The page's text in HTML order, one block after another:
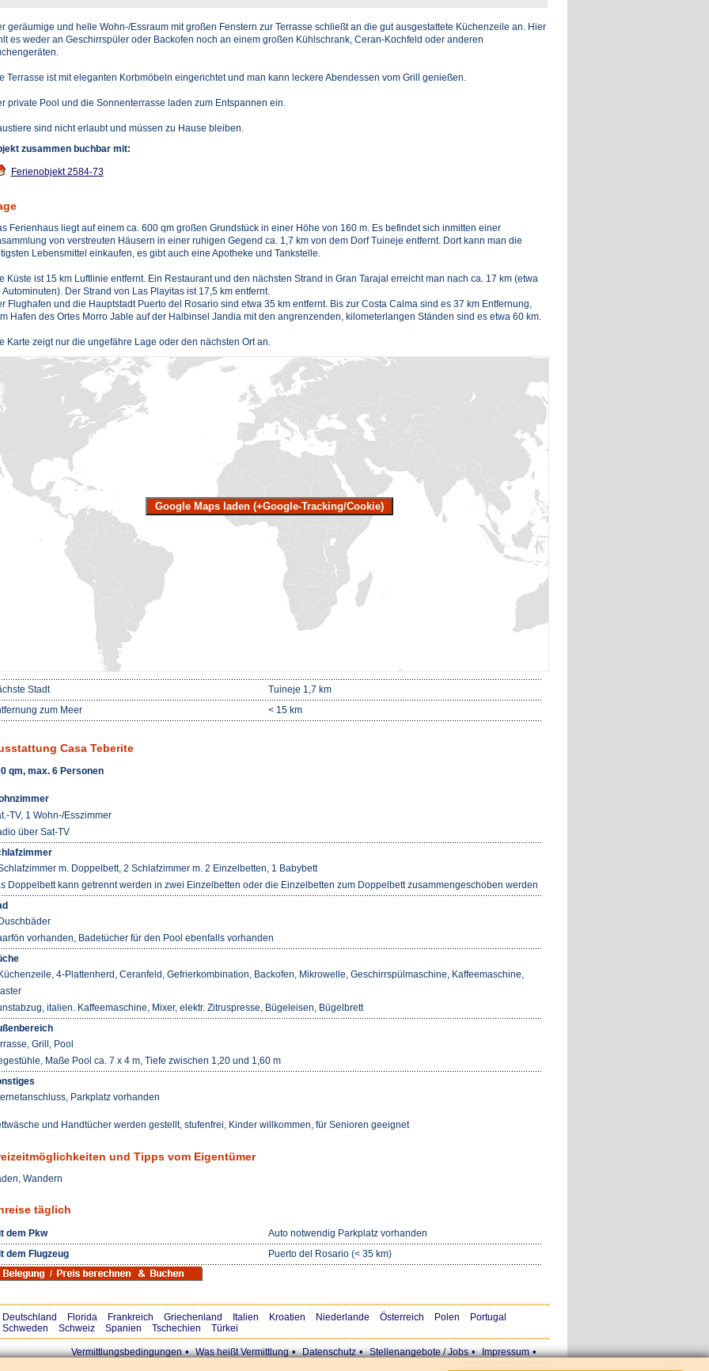
geräumige und helle Wohn-/Essraum mit großen Fenstern zur Terrasse schließt an die gut ausgestattete Küchenzeile an. Hier
es weder an Geschirrspüler oder Backofen noch an einem großen Kühlschrank, Ceran-Kochfeld oder anderen
Terrasse ist mit eleganten Korbmöbeln eingerichtet und man kann leckere Abendessen vom Grill genießen.
private Pool und die Sonnenterrasse laden zum Entspannen ein.
sind nicht erlaubt und müssen zu Hause bleiben.
zusammen buchbar mit:
Ferienobjekt 2584-73
Ferienhaus liegt auf einem ca. 600 qm großen Grundstück in einer Höhe von 160 m. Es befindet sich inmitten einer
von verstreuten Häusern in einer ruhigen Gegend ca. 1,7 km von dem Dorf Tuineje entfernt. Dort kann man die
Lebensmittel einkaufen, es gibt auch eine Apotheke und Tankstelle.
Küste ist 15 km Luftlinie entfernt. Ein Restaurant und den nächsten Strand in Gran Tarajal erreicht man nach ca. 17 km (etwa
Autominuten). Der Strand von Las Playitas ist 17,5 km entfernt.
Flughafen und die Hauptstadt Puerto del Rosario sind etwa 35 km entfernt. Bis zur Costa Calma sind es 37 km Entfernung,
Hafen des Ortes Morro Jable auf der Halbinsel Jandia mit den angrenzenden, kilometerlangen Ständen sind es etwa 60 km.
Karte zeigt nur die ungefähre Lage oder den nächsten Ort an.
Google Maps laden (+Google-Tracking/Cookie)
Stadt
Tuineje 1,7 km
zum Meer
< 15 km
Casa Teberite
qm, max. 6 Personen
TV, 1 Wohn-/Esszimmer
über Sat-TV
m. Doppelbett, 2 Schlafzimmer m. 2 Einzelbetten, 1 Babybett
Doppelbett kann getrennt werden in zwei Einzelbetten oder die Einzelbetten zum Doppelbett zusammengeschoben werden
vorhanden, Badetücher für den Pool ebenfalls vorhanden
4-Plattenherd, Ceranfeld, Gefrierkombination, Backofen, Mikrowelle, Geschirrspülmaschine, Kaffeemaschine,
italien. Kaffeemaschine, Mixer, elektr. Zitruspresse, Bügeleisen, Bügelbrett
Grill, Pool
Maße Pool ca. 7 x 4 m, Tiefe zwischen 1,20 und 1,60 m
Parkplatz vorhanden
und Handtücher werden gestellt, stufenfrei, Kinder willkommen, für Senioren geeignet
und Tipps vom Eigentümer
Wandern
täglich
dem Pkw
Auto notwendig Parkplatz vorhanden
dem Flugzeug
Puerto del Rosario (< 35 km)
Deutschland Florida Frankreich Griechenland Italien Kroatien Niederlande Österreich Polen
Portugal
Schweden
Schweiz Spanien Tschechien Türkei
Vermittlungsbedingungen• Was heißt Vermittlung• Datenschutz• Stellenangebote / Jobs• Impressum•